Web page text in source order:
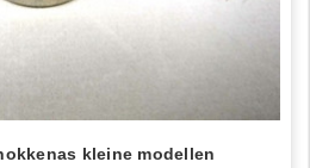
kleine modellen